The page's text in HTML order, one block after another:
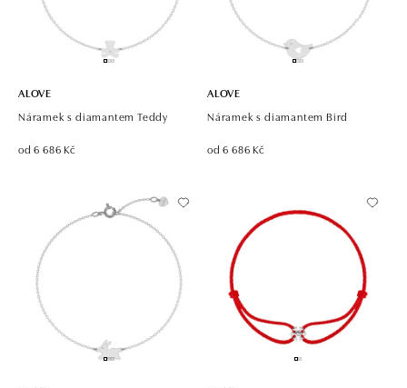
ALOVE
Náramek s diamantem Teddy
od 6 686 Kč
ALOVE
Náramek s diamantem Bird
od 6 686 Kč